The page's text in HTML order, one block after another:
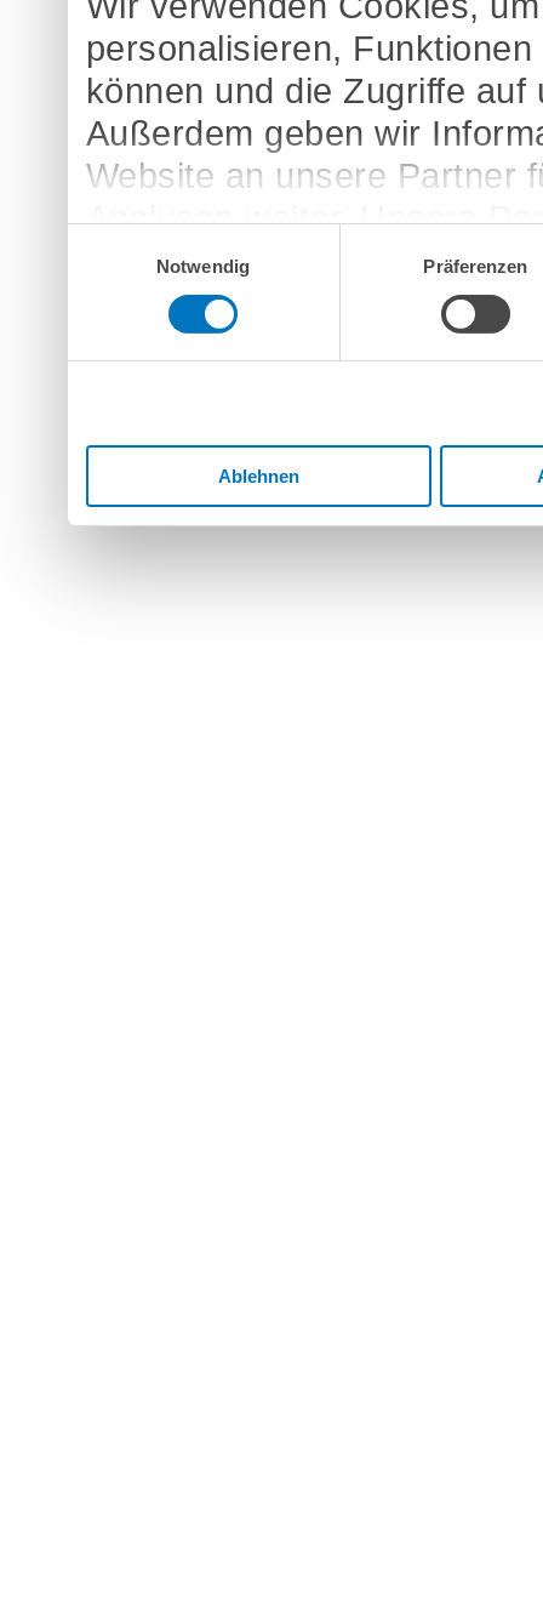
personalisieren,
können und die Zugriffe
Außerdem geben wir
Website an unsere Partner
Analysen weiter. Unsere
möglicherweise mit
bereitgestellt haben oder
Dienste gesammelt haben.
Notwendig
Präferenzen
Ablehnen